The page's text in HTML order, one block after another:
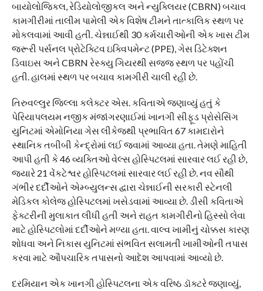
બાયોલોજિકલ, રેડિયોલોજીકલ અને ન્યુક્લિયર (CBRN) બચાવ
કામગીરીમાં તાલીમ પામેલી એક વિશેષ ટીમને તાત્કાલિક સ્થળ પર
મોકલવામાં આવી હતી. ચેન્નાઈથી 30 કર્મચારીઓની એક ખાસ ટીમ
જરૂરી પર્સનલ પ્રોટેક્ટિવ ઇક્વિપમેન્ટ (PPE), ગેસ ડિટેક્શન
ડિવાઇસ અને CBRN રેસ્ક્યુ ગિયરથી સજ્જ સ્થળ પર પહોંચી
હતી. હાલમાં સ્થળ પર બચાવ કામગીરી ચાલી રહી છે.
તિરુવલ્લુર જિલ્લા કલેક્ટર એસ. કવિતાએ જણાવ્યું હતું કે
પેરિયાપલયમ નજીક મંજાંગરણાઈમાં ખાનગી સીફૂડ પ્રોસેસિંગ
યુનિટમાં એમોનિયા ગેસ લીકેજથી પ્રભાવિત 67 કામદારોને
સ્થાનિક તબીબી કેન્દ્રોમાં લઈ જવામાં આવ્યા હતા. તેમણે માહિતી
આપી હતી કે 46 વ્યક્તિઓ વેલ્સ હોસ્પિટલમાં સારવાર લઈ રહી છે,
જ્યારે 21 વેંકટેશ્વર હોસ્પિટલમાં સારવાર લઈ રહી છે. નવ સૌથી
ગંભીર દર્દીઓને એમ્બ્યુલન્સ દ્વારા ચેન્નાઈની સરકારી સ્ટેનલી
મેડિકલ કોલેજ હોસ્પિટલમાં ખસેડવામાં આવ્યા છે. ડીસી કવિતાએ
ફેક્ટરીની મુલાકાત લીધી હતી અને રાહત કામગીરીનો હિસ્સો લેવા
માટે હોસ્પિટલોમાં દર્દીઓને મળ્યા હતા. વાલ્વ ખામીનું ચોક્કસ કારણ
શોધવા અને નિકાસ યુનિટમાં સંભવિત સલામતી ખામીઓની તપાસ
કરવા માટે ઔપચારિક તપાસનો આદેશ આપવામાં આવ્યો છે.
દરમિયાન એક ખાનગી હોસ્પિટલના એક વરિષ્ઠ ડૉક્ટરે જણાવ્યું,